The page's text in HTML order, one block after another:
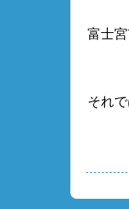
富士
それ